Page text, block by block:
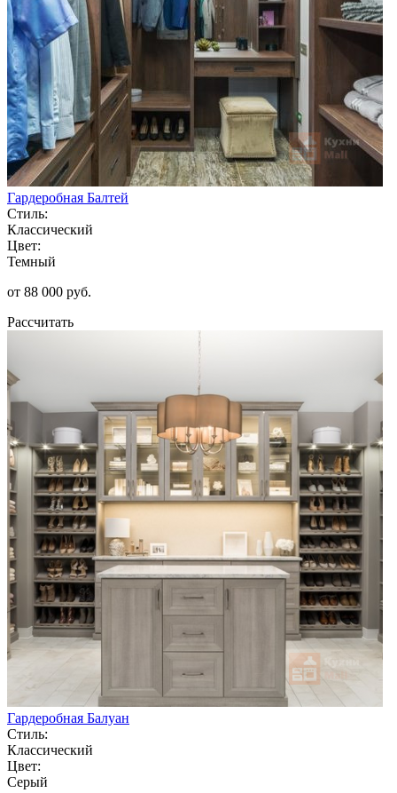
Гардеробная Балтей
Стиль:
Классический
Цвет:
Темный
от 88 000 руб.
Рассчитать
Гардеробная Балуан
Стиль:
Классический
Цвет:
Серый